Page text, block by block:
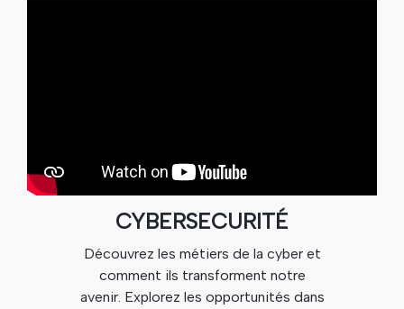
CYBERSECURITÉ
Découvrez les métiers de la cyber et
comment ils transforment notre
avenir. Explorez les opportunités dans